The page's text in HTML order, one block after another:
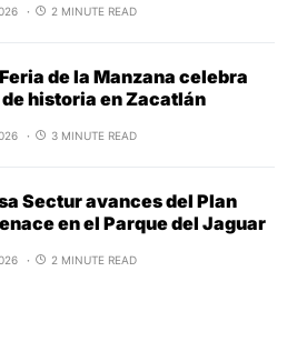
2 MINUTE READ
de la Manzana celebra
historia en Zacatlán
3 MINUTE READ
Sectur avances del Plan
en el Parque del Jaguar
2 MINUTE READ